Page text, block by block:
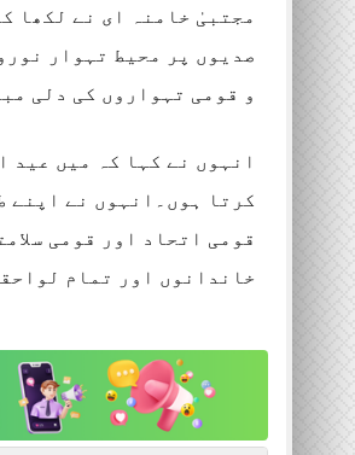
روزنامہ
مجتبیٰ خامنہ ای نے لکھا
صدیوں پر محیط تہوار
و قومی تہواروں کی دلی
انہوں نے کہا کہ میں عید
کرتا ہوں۔انہوں نے اپنے
قومی اتحاد اور قومی
خاندانوں اور تمام